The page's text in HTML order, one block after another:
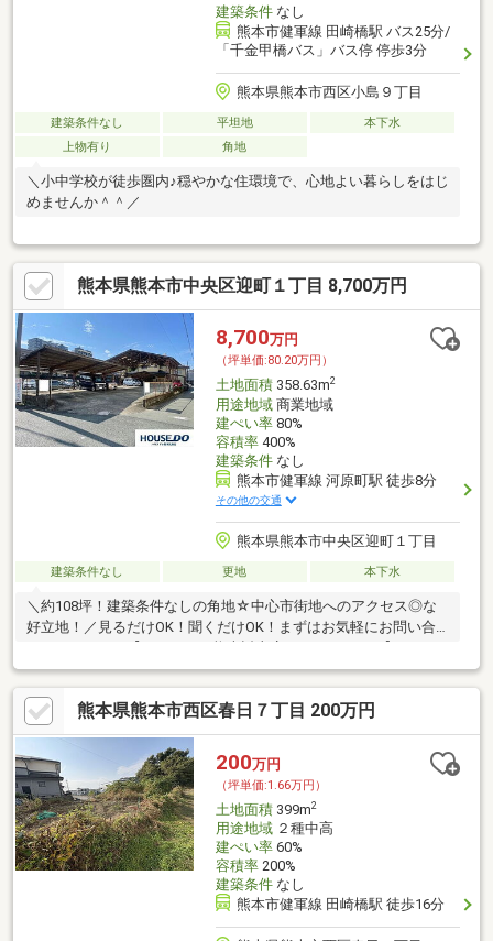
建築条件なし
熊本市健軍線 田崎橋駅 バス25分/
「千金甲橋バス」バス停 停歩3分
熊本県熊本市西区小島９丁目
建築条件なし 平坦地
本下水
上物有り
角地
＼小中学校が徒歩圏内♪穏やかな住環境で、心地よい暮らしをはじ
めませんか＾＾／
熊本県熊本市中央区迎町１丁目 8,700万円
8,700万円
（坪単価:80.20万円）
土地面積358.63m2
用途地域商業地域
建ぺい率80%
容積率400%
建築条件なし
熊本市健軍線 河原町駅 徒歩8分
その他の交通
熊本県熊本市中央区迎町１丁目
建築条件なし 更地 本下水
＼約108坪！建築条件なしの角地☆中心市街地へのアクセス◎な
好立地！／見るだけOK！聞くだけOK！まずはお気軽にお問い合
わせください！【ハウスドゥ熊本託麻店：0120-946-926】
熊本県熊本市西区春日７丁目 200万円
200万円
（坪単価:1.66万円）
土地面積399m2
用途地域２種中高
建ぺい率60%
容積率200%
建築条件なし
熊本市健軍線 田崎橋駅 徒歩16分